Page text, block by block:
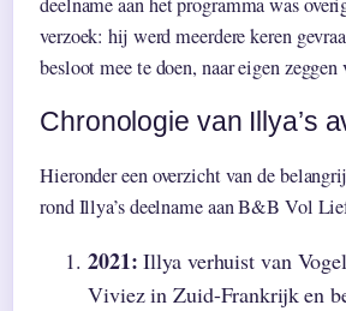
verzoek: hij werd meerdere keren
besloot mee te doen, naar eigen
Chronologie van Illya’s
Hieronder een overzicht van de
rond Illya’s deelname aan B&B Vol
2021: Illya verhuist van
Viviez in Zuid-Frankrijk en